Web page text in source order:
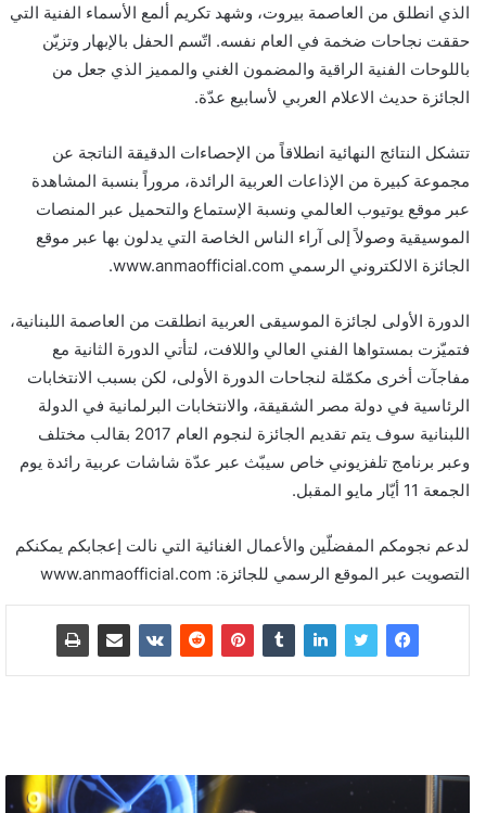
الذي انطلق من العاصمة بيروت، وشهد تكريم ألمع الأسماء الفنية التي
حققت نجاحات ضخمة في العام نفسه. اتّسم الحفل بالإبهار وتزيّن
باللوحات الفنية الراقية والمضمون الغني والمميز الذي جعل من
الجائزة حديث الاعلام العربي لأسابيع عدّة.
تتشكل النتائج النهائية انطلاقاً من الإحصاءات الدقيقة الناتجة عن
مجموعة كبيرة من الإذاعات العربية الرائدة، مروراً بنسبة المشاهدة
عبر موقع يوتيوب العالمي ونسبة الإستماع والتحميل عبر المنصات
الموسيقية وصولاً إلى آراء الناس الخاصة التي يدلون بها عبر موقع
الجائزة الالكتروني الرسمي www.anmaofficial.com.
الدورة الأولى لجائزة الموسيقى العربية انطلقت من العاصمة اللبنانية،
فتميّزت بمستواها الفني العالي واللافت، لتأتي الدورة الثانية مع
مفاجآت أخرى مكمّلة لنجاحات الدورة الأولى، لكن بسبب الانتخابات
الرئاسية في دولة مصر الشقيقة، والانتخابات البرلمانية في الدولة
اللبنانية سوف يتم تقديم الجائزة لنجوم العام 2017 بقالب مختلف
وعبر برنامج تلفزيوني خاص سيبّث عبر عدّة شاشات عربية رائدة يوم
الجمعة 11 أيّار مايو المقبل.
لدعم نجومكم المفضلّين والأعمال الغنائية التي نالت إعجابكم يمكنكم
التصويت عبر الموقع الرسمي للجائزة: www.anmaofficial.com